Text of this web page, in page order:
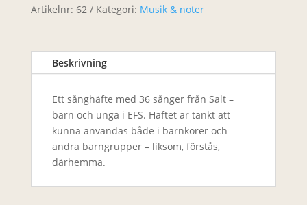
Artikelnr: 62 Kategori: Musik & noter
Beskrivning
Ett sånghäfte med 36 sånger från Salt –
barn och unga i EFS. Häftet är tänkt att
kunna användas både i barnkörer och
andra barngrupper – liksom, förstås,
därhemma.